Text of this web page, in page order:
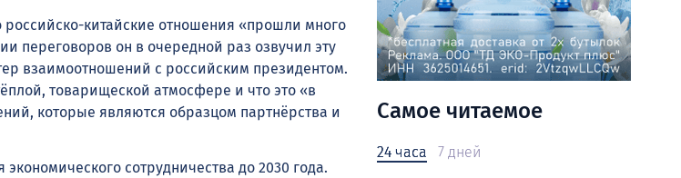
российско-китайские отношения «прошли много
переговоров он в очередной раз озвучил эту
взаимоотношений с российским президентом.
товарищеской атмосфере и что это «в
которые являются образцом партнёрства и
сотрудничества до 2030 года.
Самое читаемое
24 часа 7 дней